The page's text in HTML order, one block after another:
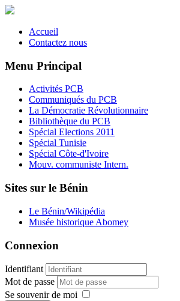
Accueil
Contactez nous
Menu Principal
Activités PCB
Communiqués du PCB
La Démocratie Révolutionnaire
Bibliothèque du PCB
Spécial Elections 2011
Spécial Tunisie
Spécial Côte-d'Ivoire
Mouv. communiste Intern.
Sites sur le Bénin
Le Bénin/Wikipédia
Musée historique Abomey
Connexion
Identifiant
Mot de passe
Se souvenir de moi